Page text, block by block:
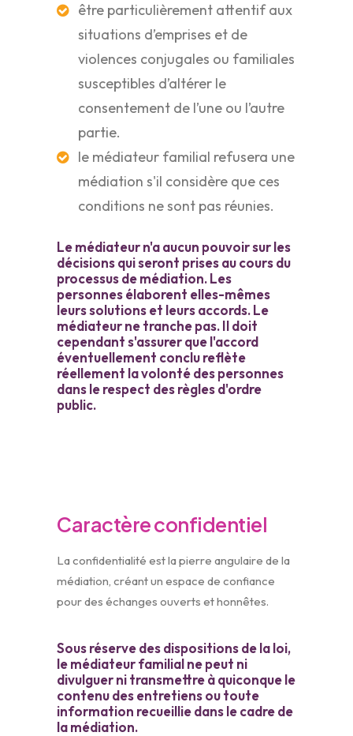
être particulièrement attentif aux
situations d’emprises et de
violences conjugales ou familiales
susceptibles d’altérer le
consentement de l’une ou l’autre
partie.
le médiateur familial refusera une
médiation s'il considère que ces
conditions ne sont pas réunies.
Le médiateur n'a aucun pouvoir sur les
décisions qui seront prises au cours du
processus de médiation. Les
personnes élaborent elles-mêmes
leurs solutions et leurs accords. Le
médiateur ne tranche pas. Il doit
cependant s'assurer que l'accord
éventuellement conclu reflète
réellement la volonté des personnes
dans le respect des règles d'ordre
public.
Caractère confidentiel
La confidentialité est la pierre angulaire de la
médiation, créant un espace de confiance
pour des échanges ouverts et honnêtes.
Sous réserve des dispositions de la loi,
le médiateur familial ne peut ni
divulguer ni transmettre à quiconque le
contenu des entretiens ou toute
information recueillie dans le cadre de
la médiation.